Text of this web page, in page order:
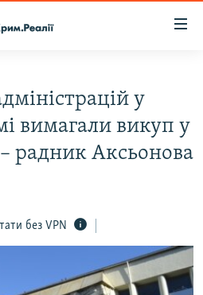
у
вимагали викуп у
– радник Аксьонова
без VPN